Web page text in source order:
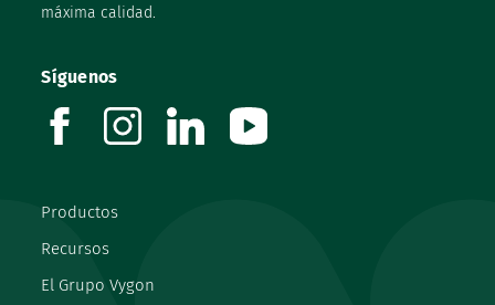
máxima calidad.
Productos
Recursos
El Grupo Vygon
Síguenos
facebookinstagramlinkedin